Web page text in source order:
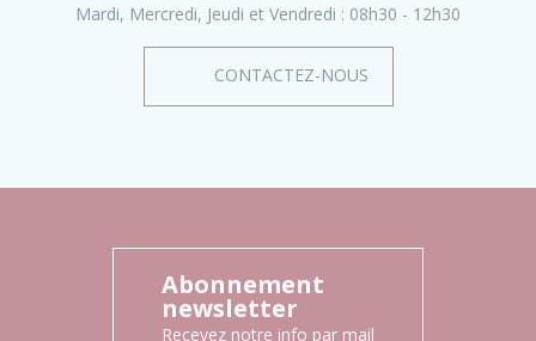
Mardi, Mercredi, Jeudi et Vendredi : 08h30 - 12h30
CONTACTEZ-NOUS
Abonnement
newsletter
Recevez notre info par mail